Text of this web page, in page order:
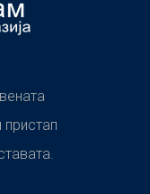
пристап